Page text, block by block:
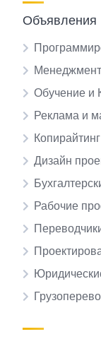
Объявления
Менеджмент
Обучение и
Реклама и
Копирайтинг
Дизайн
Рабочие